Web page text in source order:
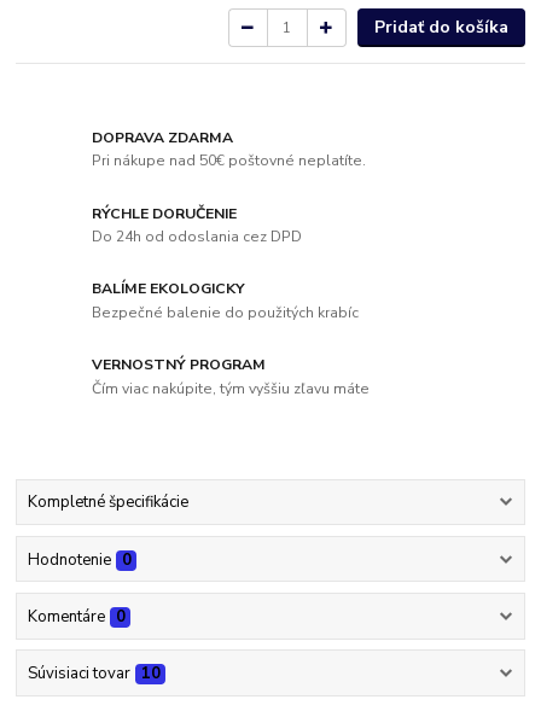
Pridať do košíka
DOPRAVA ZDARMA
Pri nákupe nad 50€ poštovné neplatíte.
RÝCHLE DORUČENIE
Do 24h od odoslania cez DPD
BALÍME EKOLOGICKY
Bezpečné balenie do použitých krabíc
VERNOSTNÝ PROGRAM
Čím viac nakúpite, tým vyššiu zľavu máte
Kompletné špecifikácie
Hodnotenie 0
Komentáre 0
Súvisiaci tovar 10